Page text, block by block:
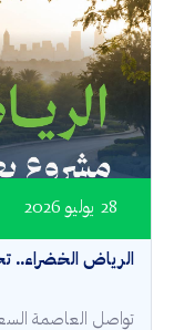
الرياض الخضراء..
28 يوليو 2026
تواصل العاصمة